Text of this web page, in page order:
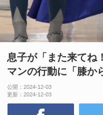
息子が「また来て
マンの行動に「膝か
公開： 2024-12-03
更新： 2024-12-03